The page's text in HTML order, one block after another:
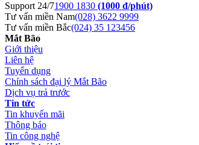
Support 24/71900 1830 (1000 đ/phút)
Tư vấn miền Nam(028) 3622 9999
Tư vấn miền Bắc(024) 35 123456
Mắt Bão
Giới thiệu
Liên hệ
Tuyển dụng
Chính sách đại lý Mắt Bão
Dịch vụ trả trước
Tin tức
Tin khuyến mãi
Thông báo
Tin công nghệ